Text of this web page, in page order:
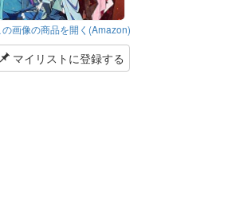
の画像の商品を開く(Amazon)
マイリストに登録する